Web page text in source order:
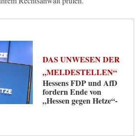
DAS UNWESEN DER
„MELDESTELLEN“
Hessens FDP und AfD
fordern Ende von
„Hessen gegen Hetze“-